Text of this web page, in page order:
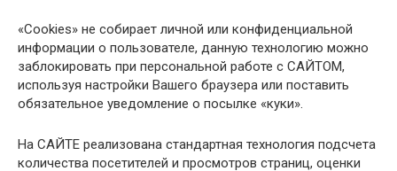
«Сookies» не собирает личной или конфиденциальной
информации о пользователе, данную технологию можно
заблокировать при персональной работе с САЙТОМ,
используя настройки Вашего браузера или поставить
обязательное уведомление о посылке «куки».
На САЙТЕ реализована стандартная технология подсчета
количества посетителей и просмотров страниц, оценки